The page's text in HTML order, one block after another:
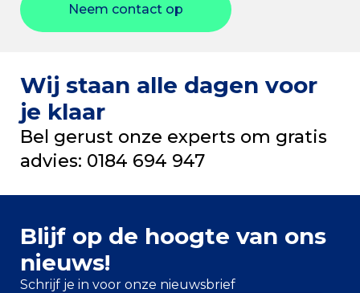
Neem contact op
Wij staan alle dagen voor
je klaar
Bel gerust onze experts om gratis
advies: 0184 694 947
Blijf op de hoogte van ons
nieuws!
Schrijf je in voor onze nieuwsbrief